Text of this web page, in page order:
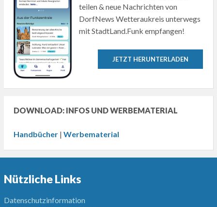
teilen & neue Nachrichten von
DorfNews Wetteraukreis unterwegs
mit StadtLand.Funk empfangen!
JETZT HERUNTERLADEN
DOWNLOAD: INFOS UND WERBEMATERIAL
Handbücher| Werbematerial
Nützliche Links
Datenschutzinformation